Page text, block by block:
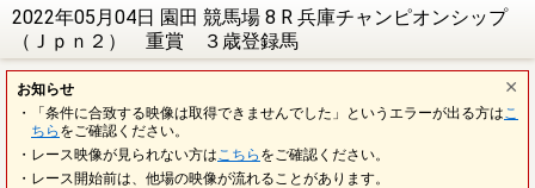
2022年05月04日 園田 競馬場 8 R 兵庫チャンピオンシップ
（Ｊｐｎ２） 重賞 ３歳登録馬
お知らせ
・「条件に合致する映像は取得できませんでした」というエラーが出る方は こ
ちら をご確認ください。
・レース映像が見られない方は こちら をご確認ください。
・レース開始前は、他場の映像が流れることがあります。